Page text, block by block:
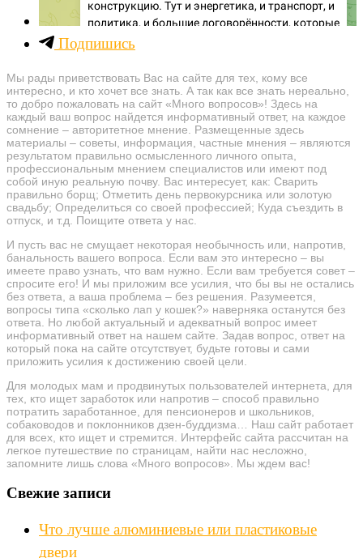
Подпишись
Мы рады приветствовать Вас на сайте для тех, кому все
интересно, и кто хочет все знать. А так как все знать нереально,
то добро пожаловать на сайт «Много вопросов»! Здесь на
каждый ваш вопрос найдется информативный ответ, на каждое
сомнение – авторитетное мнение. Размещенные здесь
материалы – советы, информация, частные мнения – являются
результатом правильно осмысленного личного опыта,
профессиональным мнением специалистов или имеют под
собой иную реальную почву. Вас интересует, как: Сварить
правильно борщ; Отметить день первокурсника или золотую
свадьбу; Определиться со своей профессией; Куда съездить в
отпуск, и т.д. Поищите ответа у нас.
И пусть вас не смущает некоторая необычность или, напротив,
банальность вашего вопроса. Если вам это интересно – вы
имеете право узнать, что вам нужно. Если вам требуется совет –
спросите его! И мы приложим все усилия, что бы вы не остались
без ответа, а ваша проблема – без решения. Разумеется,
вопросы типа «сколько лап у кошек?» наверняка останутся без
ответа. Но любой актуальный и адекватный вопрос имеет
информативный ответ на нашем сайте. Задав вопрос, ответ на
который пока на сайте отсутствует, будьте готовы и сами
приложить усилия к достижению своей цели.
Для молодых мам и продвинутых пользователей интернета, для
тех, кто ищет заработок или напротив – способ правильно
потратить заработанное, для пенсионеров и школьников,
собаководов и поклонников дзен-буддизма… Наш сайт работает
для всех, кто ищет и стремится. Интерфейс сайта рассчитан на
легкое путешествие по страницам, найти нас несложно,
запомните лишь слова «Много вопросов». Мы ждем вас!
Свежие записи
Что лучше алюминиевые или пластиковые
двери